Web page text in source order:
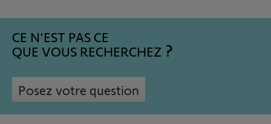
CE N'EST PAS CE
QUE VOUS RECHERCHEZ
Posez votre question